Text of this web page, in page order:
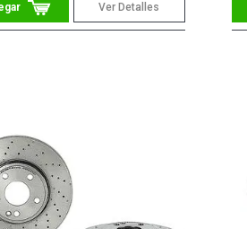
Ver Detalles